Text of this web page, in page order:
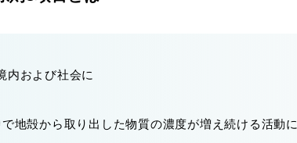
内および社会に
で地殻から取り出した物質の濃度が増え続ける活動